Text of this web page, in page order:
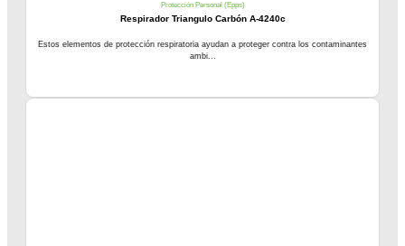
Protección Personal (Epps)
Respirador Triangulo Carbón A-4240c
Estos elementos de protección respiratoria ayudan a proteger contra los contaminantes
ambi...